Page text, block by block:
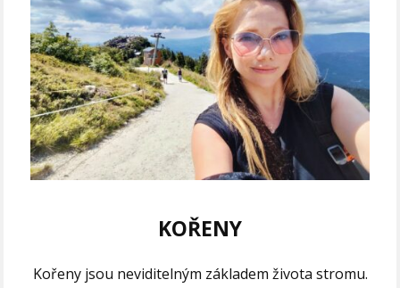
KOŘENY
Kořeny jsou neviditelným základem života stromu.